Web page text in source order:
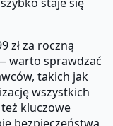
zł za roczną
warto sprawdzać
takich jak
wszystkich
kluczowe